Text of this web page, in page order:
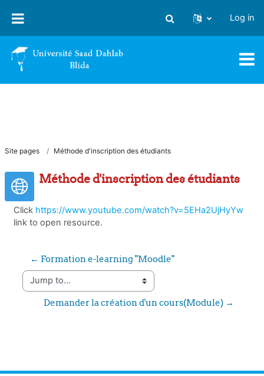
Toggle search input
Log in
Site pages Méthode d'inscription des étudiants
Méthode d'inscription des étudiants
Click https://www.youtube.com/watch?v=5EHa2UjHyYw
link to open resource.
← Formation e-learning "Moodle"
Jump to...
Demander la création d'un cours(Module) →